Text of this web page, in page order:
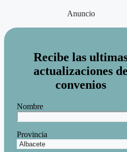
Anuncio
Recibe las
actualizaciones de
convenios
Nombre
Provincia